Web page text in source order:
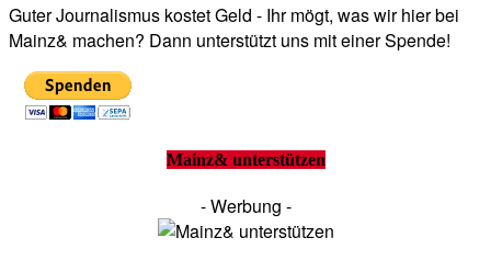
Guter Journalismus kostet Geld - Ihr mögt, was wir hier bei
Mainz& machen? Dann unterstützt uns mit einer Spende!
Mainz& unterstützen
- Werbung -